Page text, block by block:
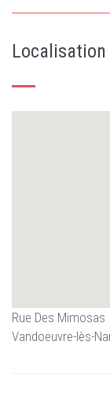
Localisation
Rue Des Mimosas
Vandoeuvre-lès-